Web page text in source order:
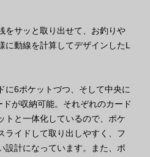
をサッと取り出せて、お釣りや
に動線を計算してデザインしたL
に6ポケットづつ、そして中央に
が収納可能。それぞれのカード
トと一体化しているので、ポケ
ライドして取り出しやすく、フ
設計になっています。また、ポ